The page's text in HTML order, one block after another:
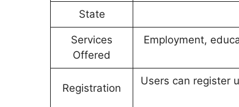
State
Services
Offered
Employment,
Registration
Users can register